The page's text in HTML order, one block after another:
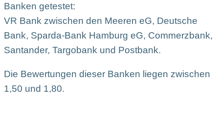
Banken getestet:
VR Bank zwischen den Meeren eG, Deutsche
Bank, Sparda-Bank Hamburg eG, Commerzbank,
Santander, Targobank und Postbank.
Die Bewertungen dieser Banken liegen zwischen
1,50 und 1,80.